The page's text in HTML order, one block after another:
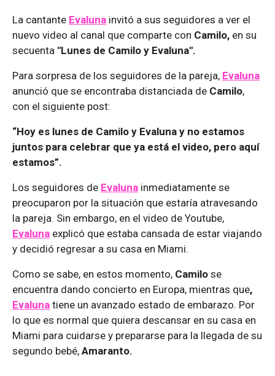
La cantante Evaluna invitó a sus seguidores a ver el
nuevo video al canal que comparte con Camilo, en su
secuenta "Lunes de Camilo y Evaluna".
Para sorpresa de los seguidores de la pareja, Evaluna
anunció que se encontraba distanciada de Camilo,
con el siguiente post:
“Hoy es lunes de Camilo y Evaluna y no estamos
juntos para celebrar que ya está el video, pero aquí
estamos”.
Los seguidores de Evaluna inmediatamente se
preocuparon por la situación que estaría atravesando
la pareja. Sin embargo, en el video de Youtube,
Evaluna explicó que estaba cansada de estar viajando
y decidió regresar a su casa en Miami.
Como se sabe, en estos momento, Camilo se
encuentra dando concierto en Europa, mientras que,
Evaluna tiene un avanzado estado de embarazo. Por
lo que es normal que quiera descansar en su casa en
Miami para cuidarse y prepararse para la llegada de su
segundo bebé, Amaranto.